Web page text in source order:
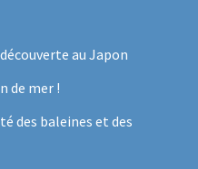
au Japon
de mer !
des baleines et des